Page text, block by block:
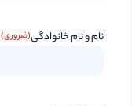
نام و نام خانوادگی(ضروری)